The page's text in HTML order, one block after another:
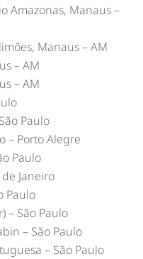
Amazonas, Manaus –
Manaus – AM
– AM
– AM
Paulo
– Porto Alegre
Paulo
Janeiro
Paulo
– São Paulo
– São Paulo
– São Paulo